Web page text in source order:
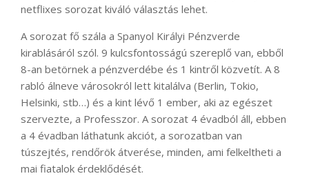
netflixes sorozat kiváló választás lehet.
A sorozat fő szála a Spanyol Királyi Pénzverde
kirablásáról szól. 9 kulcsfontosságú szereplő van, ebből
8-an betörnek a pénzverdébe és 1 kintről közvetít. A 8
rabló álneve városokról lett kitalálva (Berlin, Tokio,
Helsinki, stb…) és a kint lévő 1 ember, aki az egészet
szervezte, a Professzor. A sorozat 4 évadból áll, ebben
a 4 évadban láthatunk akciót, a sorozatban van
túszejtés, rendőrök átverése, minden, ami felkeltheti a
mai fiatalok érdeklődését.